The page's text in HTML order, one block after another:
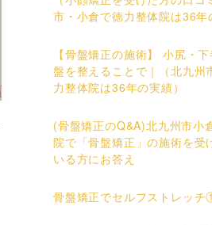
市・小倉で徳力整体院は36年
【骨盤矯正の施術】 小尻・
盤を整えることで｜（北九州
力整体院は36年の実績）
(骨盤矯正のQ&A)北九州市小
院で「骨盤矯正」の施術を受
いる方にお答え
骨盤矯正でセルフストレッ